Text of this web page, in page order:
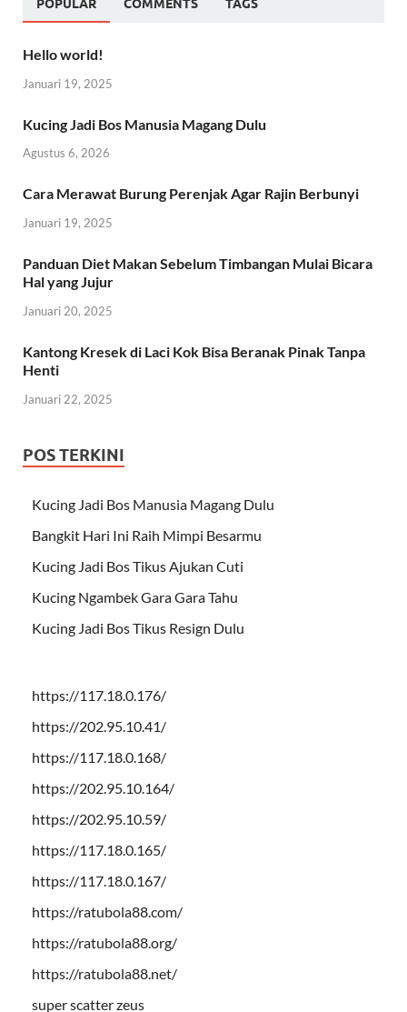
POPULAR COMMENTS TAGS
Hello world!
Januari 19, 2025
Kucing Jadi Bos Manusia Magang Dulu
Agustus 6, 2026
Cara Merawat Burung Perenjak Agar Rajin Berbunyi
Januari 19, 2025
Panduan Diet Makan Sebelum Timbangan Mulai Bicara
Hal yang Jujur
Januari 20, 2025
Kantong Kresek di Laci Kok Bisa Beranak Pinak Tanpa
Henti
Januari 22, 2025
POS TERKINI
Kucing Jadi Bos Manusia Magang Dulu
Bangkit Hari Ini Raih Mimpi Besarmu
Kucing Jadi Bos Tikus Ajukan Cuti
Kucing Ngambek Gara Gara Tahu
Kucing Jadi Bos Tikus Resign Dulu
https://117.18.0.176/
https://202.95.10.41/
https://117.18.0.168/
https://202.95.10.164/
https://202.95.10.59/
https://117.18.0.165/
https://117.18.0.167/
https://ratubola88.com/
https://ratubola88.org/
https://ratubola88.net/
super scatter zeus